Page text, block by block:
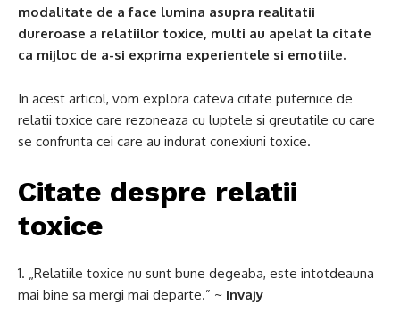
modalitate de a face lumina asupra realitatii
dureroase a relatiilor toxice, multi au apelat la citate
ca mijloc de a-si exprima experientele si emotiile.
In acest articol, vom explora cateva citate puternice de
relatii toxice care rezoneaza cu luptele si greutatile cu care
se confrunta cei care au indurat conexiuni toxice.
Citate despre relatii
toxice
„Relatiile toxice nu sunt bune degeaba, este intotdeauna
mai bine sa mergi mai departe.” ~ Invajy